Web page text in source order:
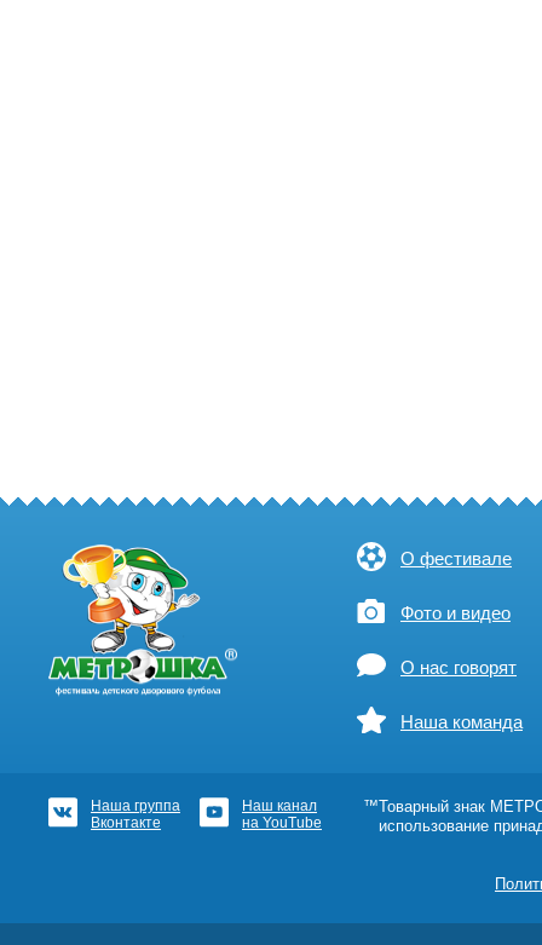
О фестивале
Фото и видео
О нас говорят
Наша команда
Наша группа
Вконтакте
Наш канал
на YouTube
™Товарный знак
использование